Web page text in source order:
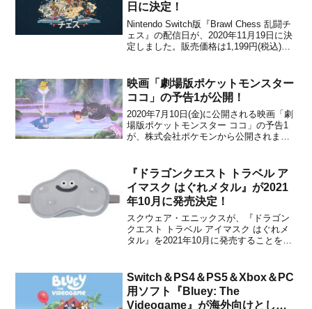
日に決定！
Nintendo Switch版『Brawl Chess 乱闘チ
ェス』の配信日が、2020年11月19日に決
定しました。販売価格は1,199円(税込)で
できます。本作は、ファンタジー世界を
舞...
映画「劇場版ポケットモンスター
ココ」の予告1が公開！
2020年7月10日(金)に公開される映画「劇
場版ポケットモンスター ココ」の予告1
が、株式会社ポケモンから公開されまし
版ポケットモンスター ココ🌿最新ポスタ
ービジュアルを公開！＼夕暮れの中のザ
ルードと...
『ドラゴンクエスト トラベル ア
イマスク はぐれメタル』が2021
年10月に発売決定！
スクウェア・エニックスが、『ドラゴン
クエスト トラベル アイマスク はぐれメ
タル』を2021年10月に発売することを発
ト』のトラベルグッズから、「はぐれメ
タル」のアイマスクが登場です。ドラゴ
ンクエストか...
Switch＆PS4＆PS5＆Xbox＆PC
用ソフト『Bluey: The
Videogame』が海外向けとして